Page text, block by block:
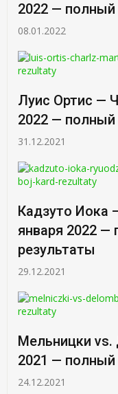
2022 — полный
08.01.2022
Луис Ортис —
2022 — полный
31.12.2021
Кадзуто Иока
января 2022 —
результаты
29.12.2021
Мельницки
2021 — полный
24.12.2021